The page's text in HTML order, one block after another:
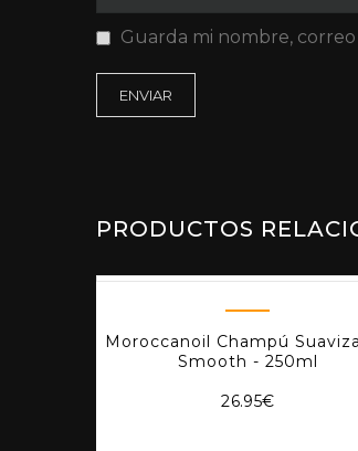
Guarda mi nombre,
PRODUCTOS
Moroccanoil Champú
Smooth - 250ml
26.95€